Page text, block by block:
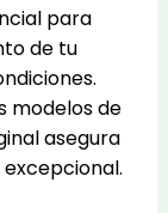
para
de tu
modelos de
asegura